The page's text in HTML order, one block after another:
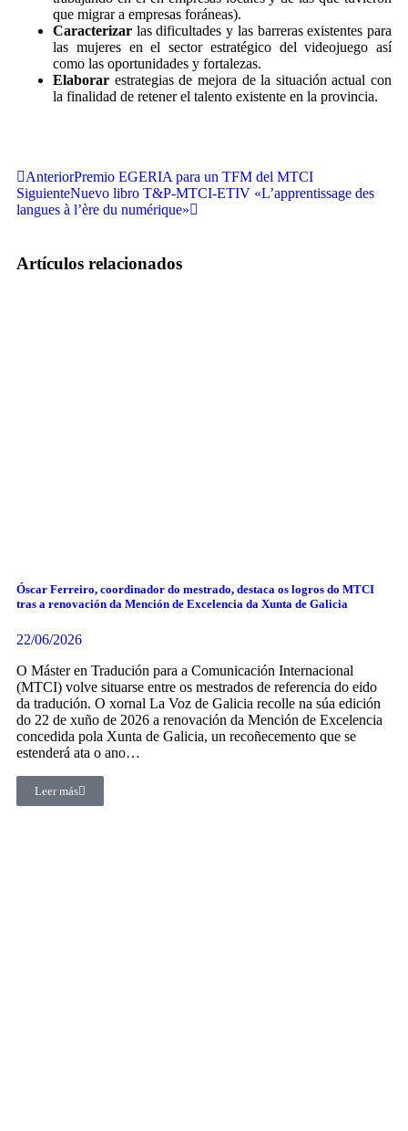
que migrar a empresas foráneas).
Caracterizar las dificultades y las barreras existentes para
las mujeres en el sector estratégico del videojuego así
como las oportunidades y fortalezas.
Elaborar estrategias de mejora de la situación actual con
la finalidad de retener el talento existente en la provincia.
AnteriorPremio EGERIA para un TFM del MTCI
SiguienteNuevo libro T&P-MTCI-ETIV «L’apprentissage des
langues à l’ère du numérique»
Artículos relacionados
Óscar Ferreiro, coordinador do mestrado, destaca os logros do MTCI
tras a renovación da Mención de Excelencia da Xunta de Galicia
22/06/2026
O Máster en Tradución para a Comunicación Internacional
(MTCI) volve situarse entre os mestrados de referencia do eido
da tradución. O xornal La Voz de Galicia recolle na súa edición
do 22 de xuño de 2026 a renovación da Mención de Excelencia
concedida pola Xunta de Galicia, un recoñecemento que se
estenderá ata o ano…
Leer más